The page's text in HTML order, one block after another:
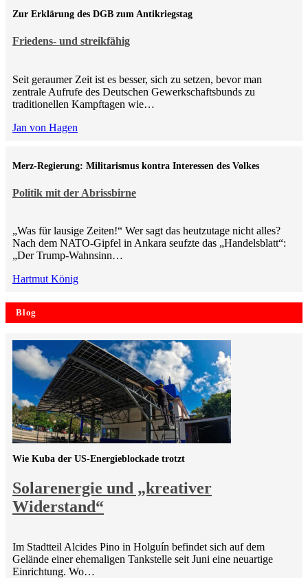
Friedens- und streikfähig
Zur Erklärung des DGB zum Antikriegstag
Seit geraumer Zeit ist es besser, sich zu setzen, bevor man
zentrale Aufrufe des Deutschen Gewerkschaftsbunds zu
traditionellen Kampftagen wie…
Jan von Hagen
Politik mit der Abrissbirne
Merz-Regierung: Militarismus kontra Inte­ressen des Volkes
„Was für lausige Zeiten!“ Wer sagt das heutzutage nicht alles?
Nach dem NATO-Gipfel in Ankara seufzte das „Handelsblatt“:
„Der Trump-Wahnsinn…
Hartmut König
Blog
Solarenergie und „kreativer
Widerstand“
Wie Kuba der US-Energieblockade trotzt
Im Stadtteil Alcides Pino in Holguín befindet sich auf dem
Gelände einer ehemaligen Tankstelle seit Juni eine neuartige
Einrichtung. Wo…